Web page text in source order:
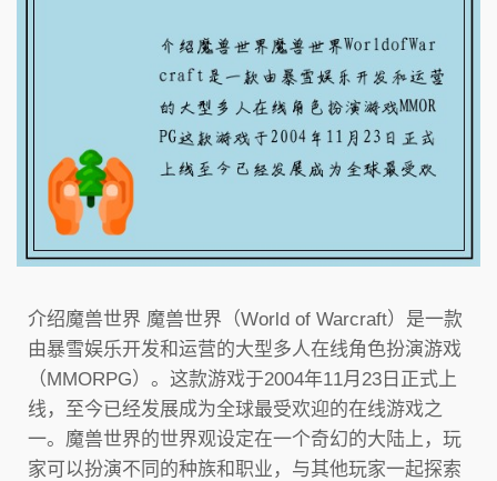
介绍魔兽世界 魔兽世界（World of Warcraft）是一款
由暴雪娱乐开发和运营的大型多人在线角色扮演游戏
（MMORPG）。这款游戏于2004年11月23日正式上
线，至今已经发展成为全球最受欢迎的在线游戏之
一。魔兽世界的世界观设定在一个奇幻的大陆上，玩
家可以扮演不同的种族和职业，与其他玩家一起探索